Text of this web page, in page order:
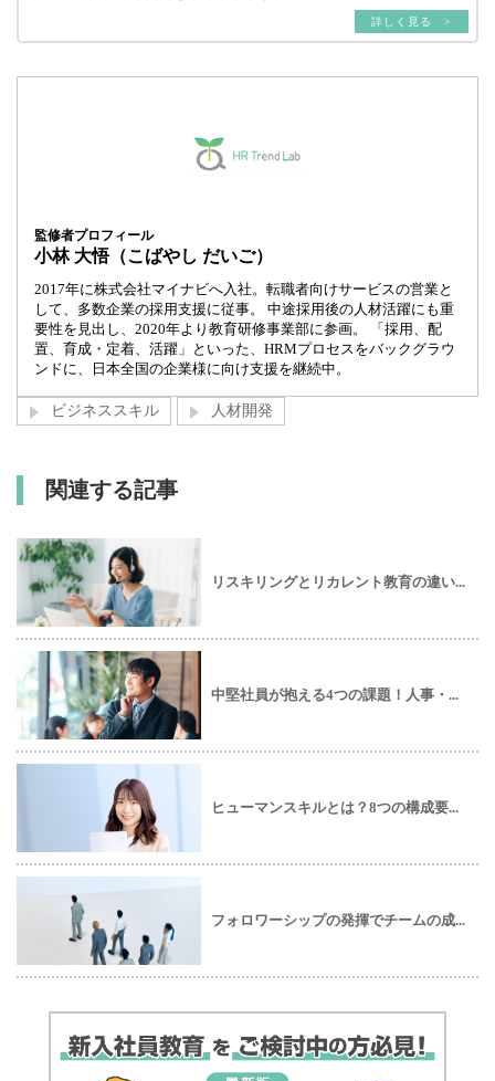
詳しく見る >
監修者プロフィール
小林 大悟（こばやし だいご）
2017年に株式会社マイナビへ入社。転職者向けサービスの営業と
して、多数企業の採用支援に従事。 中途採用後の人材活躍にも重
要性を見出し、2020年より教育研修事業部に参画。 「採用、配
置、育成・定着、活躍」といった、HRMプロセスをバックグラウ
ンドに、日本全国の企業様に向け支援を継続中。
ビジネススキル 人材開発
関連する記事
リスキリングとリカレント教育の違い...
中堅社員が抱える4つの課題！人事・...
ヒューマンスキルとは？8つの構成要...
フォロワーシップの発揮でチームの成...